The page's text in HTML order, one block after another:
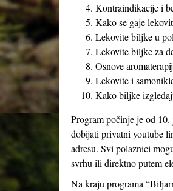
Kontraindikacije i
Kako se gaje
Lekovite biljke u
Lekovite biljke za
Osnove
Lekovite i
Kako biljke
Program počinje je od
dobijati privatni youtube
adresu. Svi polaznici
svrhu ili direktno putem
Na kraju programa